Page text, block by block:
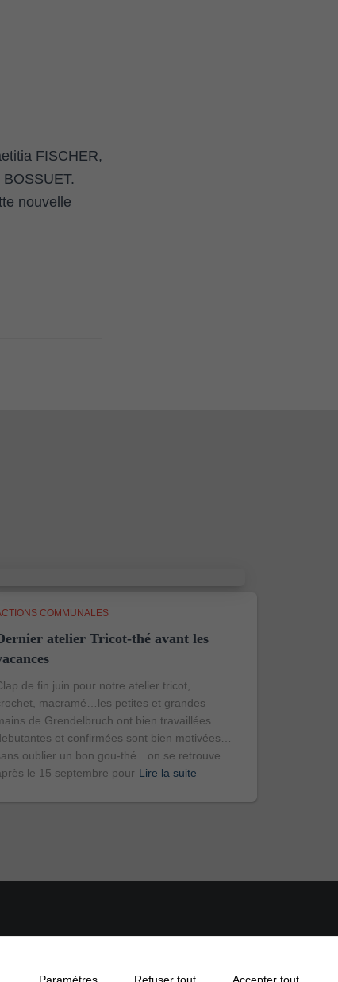
FISCHER,
nouvelle
COMMUNALES
atelier Tricot-thé avant les
de fin juin pour notre atelier tricot,
macramé…les petites et grandes
de Grendelbruch ont bien travaillées…
et confirmées sont bien motivées…
oublier un bon gou-thé…on se retrouve
le 15 septembre pour Lire la suite
Paramètres Refuser tout Accepter tout